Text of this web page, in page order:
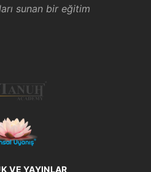
sunan bir eğitim
VE YAYINLAR